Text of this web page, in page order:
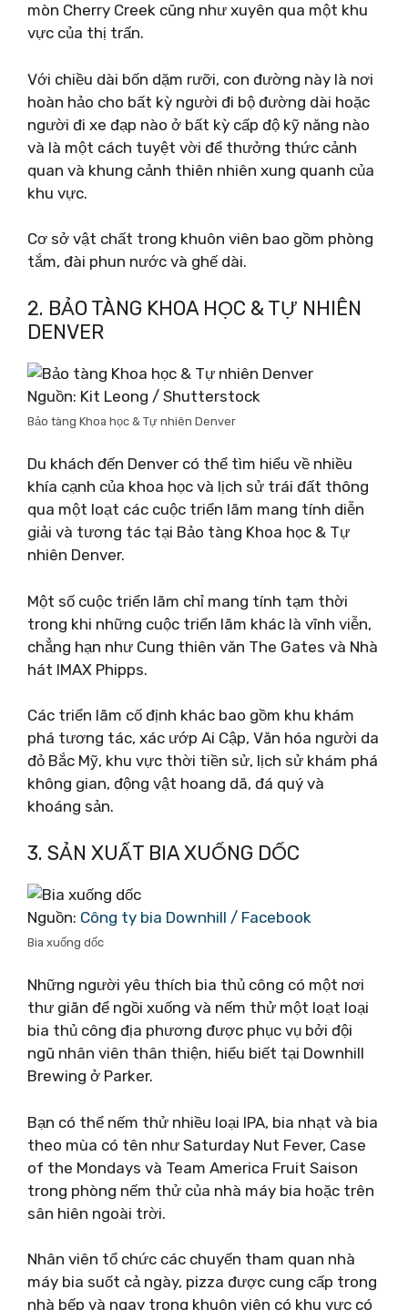
mòn Cherry Creek cũng như xuyên qua một khu
vực của thị trấn.
Với chiều dài bốn dặm rưỡi, con đường này là nơi
hoàn hảo cho bất kỳ người đi bộ đường dài hoặc
người đi xe đạp nào ở bất kỳ cấp độ kỹ năng nào
và là một cách tuyệt vời để thưởng thức cảnh
quan và khung cảnh thiên nhiên xung quanh của
khu vực.
Cơ sở vật chất trong khuôn viên bao gồm phòng
tắm, đài phun nước và ghế dài.
2. BẢO TÀNG KHOA HỌC & TỰ NHIÊN
DENVER
Nguồn: Kit Leong / Shutterstock
Bảo tàng Khoa học & Tự nhiên Denver
Du khách đến Denver có thể tìm hiểu về nhiều
khía cạnh của khoa học và lịch sử trái đất thông
qua một loạt các cuộc triển lãm mang tính diễn
giải và tương tác tại Bảo tàng Khoa học & Tự
nhiên Denver.
Một số cuộc triển lãm chỉ mang tính tạm thời
trong khi những cuộc triển lãm khác là vĩnh viễn,
chẳng hạn như Cung thiên văn The Gates và Nhà
hát IMAX Phipps.
Các triển lãm cố định khác bao gồm khu khám
phá tương tác, xác ướp Ai Cập, Văn hóa người da
đỏ Bắc Mỹ, khu vực thời tiền sử, lịch sử khám phá
không gian, động vật hoang dã, đá quý và
khoáng sản.
3. SẢN XUẤT BIA XUỐNG DỐC
Nguồn: Công ty bia Downhill / Facebook
Bia xuống dốc
Những người yêu thích bia thủ công có một nơi
thư giãn để ngồi xuống và nếm thử một loạt loại
bia thủ công địa phương được phục vụ bởi đội
ngũ nhân viên thân thiện, hiểu biết tại Downhill
Brewing ở Parker.
Bạn có thể nếm thử nhiều loại IPA, bia nhạt và bia
theo mùa có tên như Saturday Nut Fever, Case
of the Mondays và Team America Fruit Saison
trong phòng nếm thử của nhà máy bia hoặc trên
sân hiên ngoài trời.
Nhân viên tổ chức các chuyến tham quan nhà
máy bia suốt cả ngày, pizza được cung cấp trong
nhà bếp và ngay trong khuôn viên có khu vực có